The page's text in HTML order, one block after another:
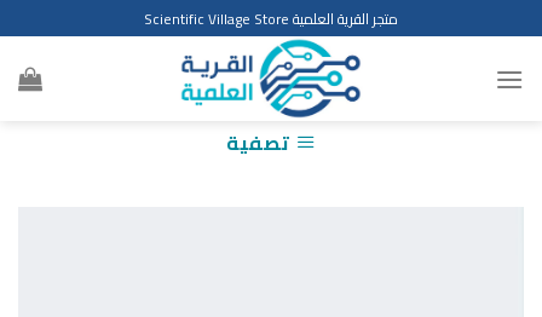
to
content
متجر القرية العلمية Scientific Village Store
تصفية